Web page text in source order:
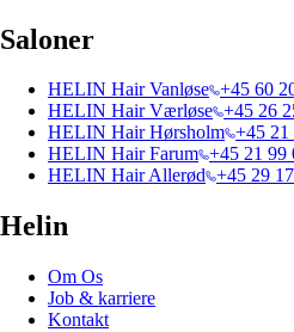
Saloner
HELIN Hair Vanløse +45 60
HELIN Hair Værløse +45 26
HELIN Hair Hørsholm +45 21
HELIN Hair Farum +45 21 99
HELIN Hair Allerød +45 29
Helin
Om Os
Job & karriere
Kontakt